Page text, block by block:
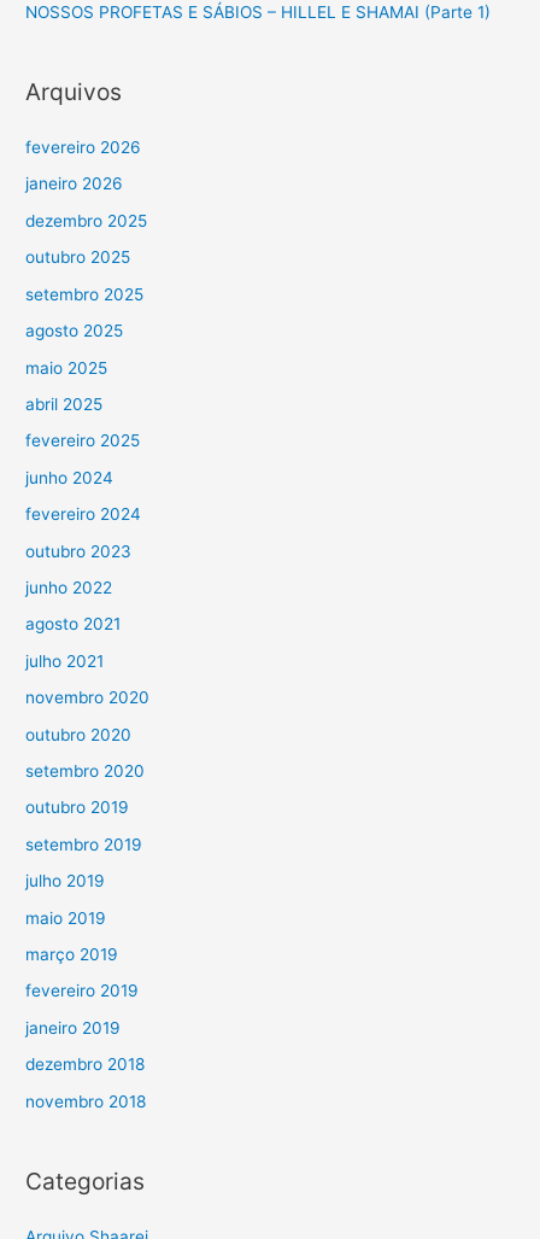
:NOSSOS PROFETAS E SÁBIOS – HILLEL E SHAMAI (Parte 1)
Arquivos
fevereiro 2026
janeiro 2026
dezembro 2025
outubro 2025
setembro 2025
agosto 2025
maio 2025
abril 2025
fevereiro 2025
junho 2024
fevereiro 2024
outubro 2023
junho 2022
agosto 2021
julho 2021
novembro 2020
outubro 2020
setembro 2020
outubro 2019
setembro 2019
julho 2019
maio 2019
março 2019
fevereiro 2019
janeiro 2019
dezembro 2018
novembro 2018
Categorias